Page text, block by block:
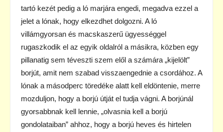
tartó kezét pedig a ló marjára engedi, megadva ezzel a
jelet a lónak, hogy elkezdhet dolgozni. A ló
villámgyorsan és macskaszerű ügyességgel
rugaszkodik el az egyik oldalról a másikra, közben egy
pillanatig sem téveszti szem elől a számára „kijelölt”
borjút, amit nem szabad visszaengednie a csordához. A
lónak a másodperc töredéke alatt kell eldöntenie, merre
mozduljon, hogy a borjú útját el tudja vágni. A borjúnál
gyorsabbnak kell lennie, „olvasnia kell a borjú
gondolataiban” ahhoz, hogy a borjú heves és hirtelen